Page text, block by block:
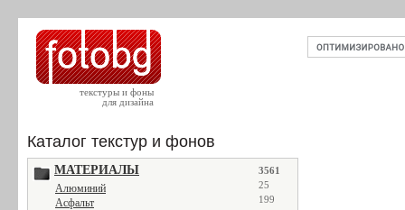
текстуры и фоны
для дизайна
Каталог текстур и фонов
МАТЕРИАЛЫ 3561
Алюминий 25
Асфальт 199